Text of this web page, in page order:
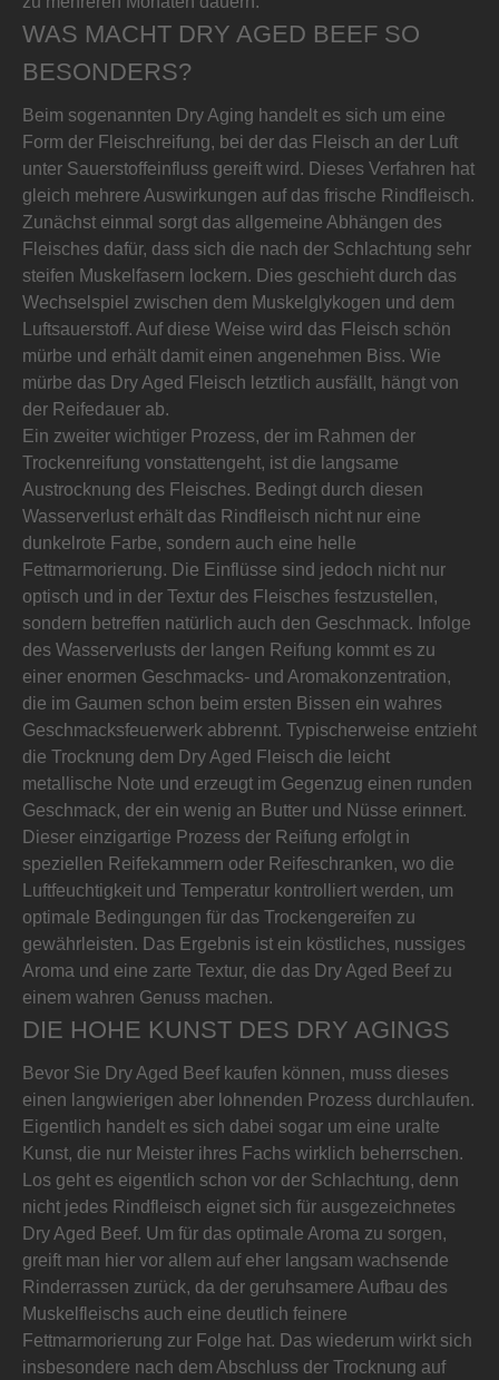
WAS MACHT DRY AGED BEEF SO
BESONDERS?
Beim sogenannten Dry Aging handelt es sich um eine
Form der Fleischreifung, bei der das Fleisch an der Luft
unter Sauerstoffeinfluss gereift wird. Dieses Verfahren hat
gleich mehrere Auswirkungen auf das frische Rindfleisch.
Zunächst einmal sorgt das allgemeine Abhängen des
Fleisches dafür, dass sich die nach der Schlachtung sehr
steifen Muskelfasern lockern. Dies geschieht durch das
Wechselspiel zwischen dem Muskelglykogen und dem
Luftsauerstoff. Auf diese Weise wird das Fleisch schön
mürbe und erhält damit einen angenehmen Biss. Wie
mürbe das Dry Aged Fleisch letztlich ausfällt, hängt von
der Reifedauer ab.
Ein zweiter wichtiger Prozess, der im Rahmen der
Trockenreifung vonstattengeht, ist die langsame
Austrocknung des Fleisches. Bedingt durch diesen
Wasserverlust erhält das Rindfleisch nicht nur eine
dunkelrote Farbe, sondern auch eine helle
Fettmarmorierung. Die Einflüsse sind jedoch nicht nur
optisch und in der Textur des Fleisches festzustellen,
sondern betreffen natürlich auch den Geschmack. Infolge
des Wasserverlusts der langen Reifung kommt es zu
einer enormen Geschmacks- und Aromakonzentration,
die im Gaumen schon beim ersten Bissen ein wahres
Geschmacksfeuerwerk abbrennt. Typischerweise entzieht
die Trocknung dem Dry Aged Fleisch die leicht
metallische Note und erzeugt im Gegenzug einen runden
Geschmack, der ein wenig an Butter und Nüsse erinnert.
Dieser einzigartige Prozess der Reifung erfolgt in
speziellen Reifekammern oder Reifeschranken, wo die
Luftfeuchtigkeit und Temperatur kontrolliert werden, um
optimale Bedingungen für das Trockengereifen zu
gewährleisten. Das Ergebnis ist ein köstliches, nussiges
Aroma und eine zarte Textur, die das Dry Aged Beef zu
einem wahren Genuss machen.
DIE HOHE KUNST DES DRY AGINGS
Bevor Sie Dry Aged Beef kaufen können, muss dieses
einen langwierigen aber lohnenden Prozess durchlaufen.
Eigentlich handelt es sich dabei sogar um eine uralte
Kunst, die nur Meister ihres Fachs wirklich beherrschen.
Los geht es eigentlich schon vor der Schlachtung, denn
nicht jedes Rindfleisch eignet sich für ausgezeichnetes
Dry Aged Beef. Um für das optimale Aroma zu sorgen,
greift man hier vor allem auf eher langsam wachsende
Rinderrassen zurück, da der geruhsamere Aufbau des
Muskelfleischs auch eine deutlich feinere
Fettmarmorierung zur Folge hat. Das wiederum wirkt sich
insbesondere nach dem Abschluss der Trocknung auf